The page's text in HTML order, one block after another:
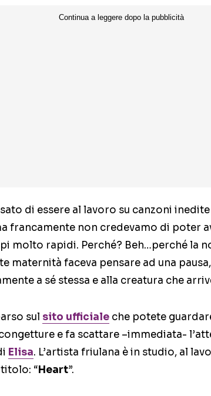
di essere al lavoro su canzoni inedite
francamente non credevamo di poter
molto rapidi. Perché? Beh…perché la
maternità faceva pensare ad una
a sé stessa e alla creatura che
sul sito ufficiale che potete
e fa scattare –immediata-
Elisa. L’artista friulana è in studio, al
“Heart”.